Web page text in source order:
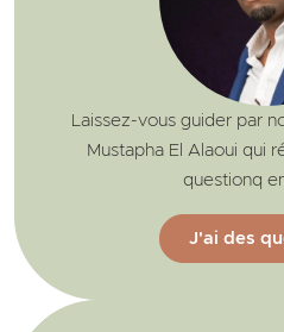
Laissez-vous guider par
Mustapha El Alaoui qui
questionq
J'ai des